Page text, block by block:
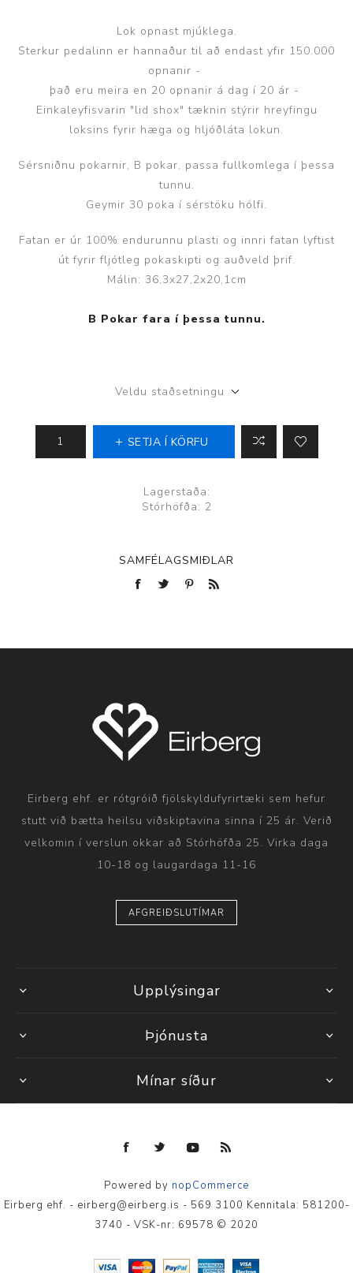
Lok opnast mjúklega.
Sterkur pedalinn er hannaður til að endast yfir 150.000
opnanir -
það eru meira en 20 opnanir á dag í 20 ár -
Einkaleyfisvarin "lid shox" tæknin stýrir hreyfingu
loksins fyrir hæga og hljóðláta lokun.
Sérsniðnu pokarnir, B pokar, passa fullkomlega í þessa
tunnu.
Geymir 30 poka í sérstöku hólfi.
Fatan er úr 100% endurunnu plasti og innri fatan lyftist
út fyrir fljótleg pokaskipti og auðveld þrif.
Málin: 36,3x27,2x20,1cm
B Pokar fara í þessa tunnu.
Veldu staðsetningu
SETJA Í KÖRFU
Lagerstaða:
Stórhöfða: 2
SAMFÉLAGSMIÐLAR
Eirberg ehf. er rótgróið fjölskyldufyrirtæki sem hefur
stutt við bætta heilsu viðskiptavina sinna í 25 ár. Verið
velkomin í verslun okkar að Stórhöfða 25. Virka daga
10-18 og laugardaga 11-16
AFGREIÐSLUTÍMAR
Upplýsingar
Þjónusta
Mínar síður
Powered by nopCommerce
Eirberg ehf. - eirberg@eirberg.is - 569 3100 Kennitala: 581200-
3740 - VSK-nr: 69578 © 2020